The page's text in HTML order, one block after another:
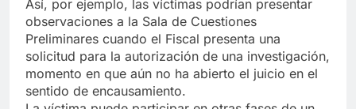
Así, por ejemplo, las víctimas podrían presentar
observaciones a la Sala de Cuestiones
Preliminares cuando el Fiscal presenta una
solicitud para la autorización de una investigación,
momento en que aún no ha abierto el juicio en el
sentido de encausamiento.